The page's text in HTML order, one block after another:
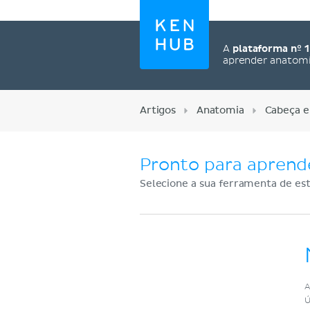
A plataforma nº 1
aprender
Artigos Anatomia Cabeça
Pronto para
Selecione a sua ferramenta de